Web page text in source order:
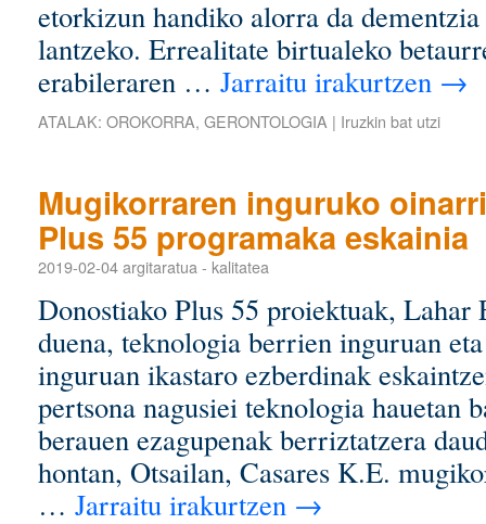
etorkizun handiko alorra da
lantzeko. Errealitate birtualeko
erabileraren … Jarraitu irakurtzen →
ATALAK: OROKORRA, GERONTOLOGIA | Iruzkin bat utzi
Mugikorraren inguruko
Plus 55 programaka eskainia
2019-02-04argitaratua - kalitatea
Donostiako Plus 55 proiektuak, Lahar
duena, teknologia berrien inguruan
inguruan ikastaro ezberdinak
pertsona nagusiei teknologia hauetan
berauen ezagupenak berriztatzera
hontan, Otsailan, Casares K.E.
… Jarraitu irakurtzen →